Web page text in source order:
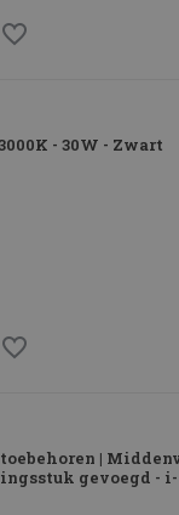
- 30W - Zwart
|
gevoegd -